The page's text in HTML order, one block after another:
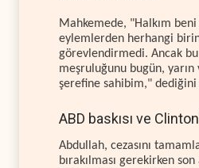
Mahkemede, "Halkım
eylemlerden herhangi
görevlendirmedi. Ancak
meşruluğunu bugün,
şerefine sahibim," dediğini
ABD baskısı ve
Abdullah, cezasını
bırakılması gerekirken